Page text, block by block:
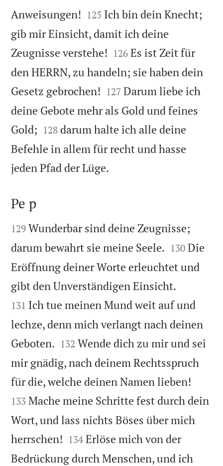
Anweisungen! 

125 Ich bin dein Knecht;
gib mir Einsicht, damit ich deine
Zeugnisse verstehe! 

126 Es ist Zeit für
den HERRN, zu handeln; sie haben dein
Gesetz gebrochen! 

127 Darum liebe ich
deine Gebote mehr als Gold und feines
Gold; 

128 darum halte ich alle deine
Befehle in allem für recht und hasse
jeden Pfad der Lüge.

Pe p

129 Wunderbar sind deine Zeugnisse;
darum bewahrt sie meine Seele. 

130 Die
Eröffnung deiner Worte erleuchtet und
gibt den Unverständigen Einsicht.
131 Ich tue meinen Mund weit auf und
lechze, denn mich verlangt nach deinen
Geboten. 

132 Wende dich zu mir und sei
mir gnädig, nach deinem Rechtsspruch
für die, welche deinen Namen lieben!
133 Mache meine Schritte fest durch dein
Wort, und lass nichts Böses über mich
herrschen! 

134 Erlöse mich von der
Bedrückung durch Menschen, und ich